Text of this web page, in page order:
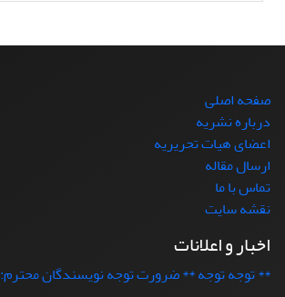
صفحه اصلی
درباره نشریه
اعضای هیات تحریریه
ارسال مقاله
تماس با ما
نقشه سایت
اخبار و اعلانات
** توجه توجه ** ضرورت توجه نویسندگان محترم: